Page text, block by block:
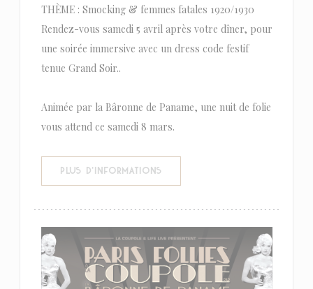
THÈME : Smocking & femmes fatales 1920/1930
Rendez-vous samedi 5 avril après votre dîner, pour
une soirée immersive avec un dress code festif
tenue Grand Soir..
Animée par la Bâronne de Paname, une nuit de folie
vous attend ce samedi 8 mars.
PLUS D'INFORMATIONS